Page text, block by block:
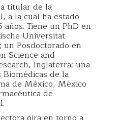
titular de la
a la cual ha estado
Tiene un PhD en
Universitat
Posdoctorado en
Science and
Inglaterra; una
de la
de México, México
de